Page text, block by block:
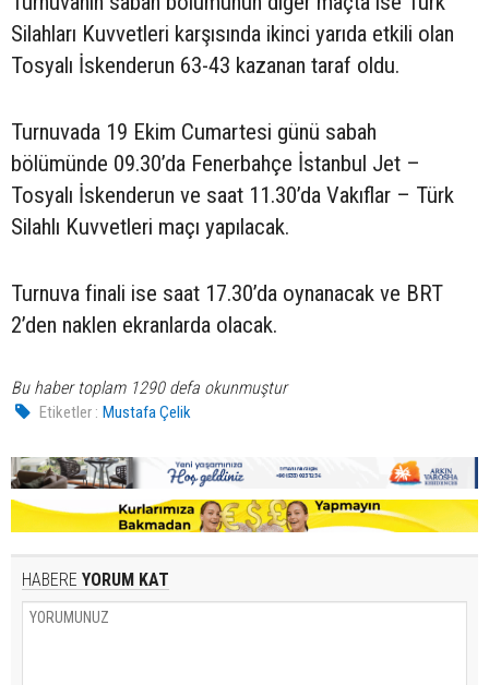
Silahları Kuvvetleri karşısında ikinci yarıda etkili olan
Tosyalı İskenderun 63-43 kazanan taraf oldu.
Turnuvada 19 Ekim Cumartesi günü sabah
bölümünde 09.30’da Fenerbahçe İstanbul Jet –
Tosyalı İskenderun ve saat 11.30’da Vakıflar – Türk
Silahlı Kuvvetleri maçı yapılacak.
Turnuva finali ise saat 17.30’da oynanacak ve BRT
2’den naklen ekranlarda olacak.
Bu haber toplam 1290 defa okunmuştur
Etiketler : Mustafa Çelik
HABERE YORUM KAT